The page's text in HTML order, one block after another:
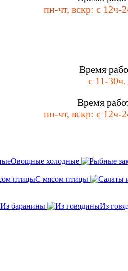
пн-чт, вскр: с 12ч-
Время
с 11-
Время
пн-чт, вскр: с 12ч-
Овощные холодные
С мясом птицы
Из баранины Из